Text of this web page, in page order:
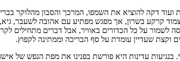
דקה להוציא את השמפו, המרכך והסבון מהלוקר
צמוד קרקע בשרון, אך מפגש מפתיע עם אהובה לשעבר,
על כל הכדורים באוויר, אבל דברים מתחילים
וקצת שעדיין עומדת על סף הבריכה וממתינה לקפוץ.
עדינות היא פורשת בפנינו את מפת הנפש של